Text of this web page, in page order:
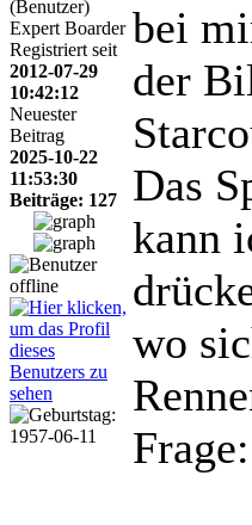
(Benutzer)
Expert Boarder
Registriert seit
2012-07-29
10:42:12
Neuester
Beitrag
2025-10-22
11:53:30
Beiträge: 127
bei
der
Das
kann
wo